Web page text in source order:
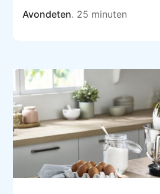
Avondeten. 25 minuten